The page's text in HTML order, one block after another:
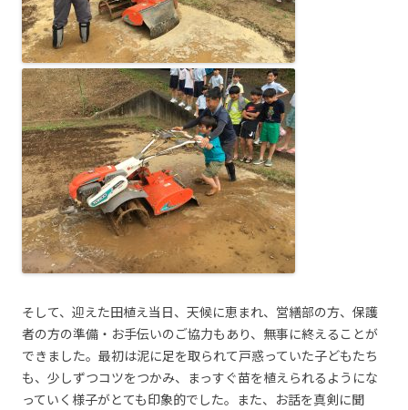
そして、迎えた田植え当日、天候に恵まれ、営繕部の方、保護
者の方の準備・お手伝いのご協力もあり、無事に終えることが
できました。最初は泥に足を取られて戸惑っていた子どもたち
も、少しずつコツをつかみ、まっすぐ苗を植えられるようにな
っていく様子がとても印象的でした。また、お話を真剣に聞